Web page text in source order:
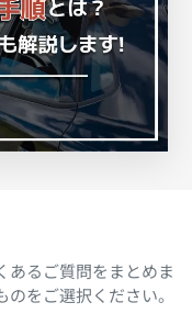
あるご質問をまとめま
をご選択ください。